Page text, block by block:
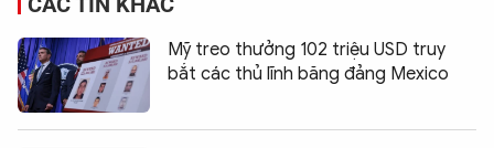
Mỹ treo thưởng 102 triệu USD truy
bắt các thủ lĩnh băng đảng Mexico